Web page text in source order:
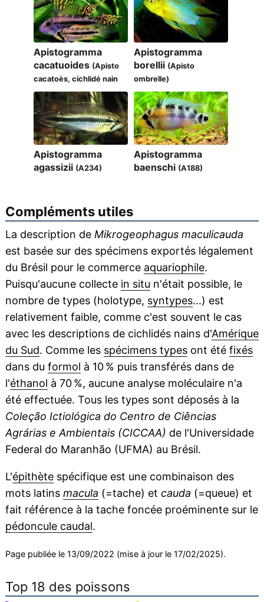
Apistogramma
cacatuoides (Apisto
cacatoès, cichlidé nain
perroquet, A200)
Apistogramma
borellii (Apisto
ombrelle)
Apistogramma
agassizii (A234)
Apistogramma
baenschi (A188)
Compléments utiles
La description de Mikrogeophagus maculicauda
est basée sur des spécimens exportés légalement
du Brésil pour le commerce aquariophile.
Puisqu'aucune collecte in situ n'était possible, le
nombre de types (holotype, syntypes...) est
relativement faible, comme c'est souvent le cas
avec les descriptions de cichlidés nains d'Amérique
du Sud. Comme les spécimens typesont été fixés
dans du formol à 10 % puis transférés dans de
l'éthanol à 70 %, aucune analyse moléculaire n'a
été effectuée. Tous les types sont déposés à la
Coleção Ictiológica do Centro de Ciências
Agrárias e Ambientais (CICCAA) de l'Universidade
Federal do Maranhão (UFMA) au Brésil.
L'épithètespécifique est une combinaison des
mots latins macula (=tache) et cauda (=queue) et
fait référence à la tache foncée proéminente sur le
pédoncule caudal.
Page publiée le 13/09/2022 (mise à jour le 17/02/2025).
Top 18 des poissons